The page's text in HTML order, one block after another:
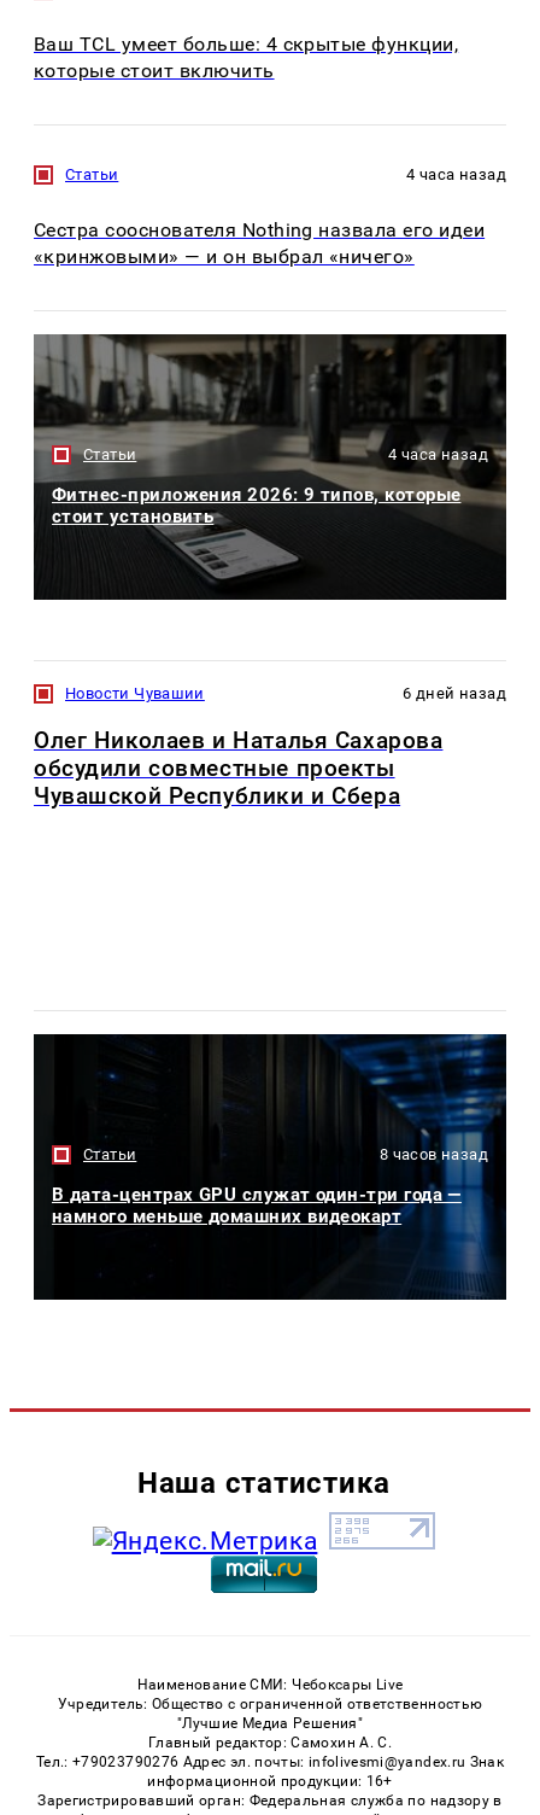
Ваш TCL умеет больше: 4 скрытые функции,
которые стоит включить
Статьи 4 часа назад
Сестра сооснователя Nothing назвала его идеи
«кринжовыми» — и он выбрал «ничего»
Статьи 4 часа назад
Фитнес-приложения 2026: 9 типов, которые
стоит установить
Новости Чувашии 6 дней назад
Олег Николаев и Наталья Сахарова
обсудили совместные проекты
Чувашской Республики и Сбера
Статьи 8 часов назад
В дата-центрах GPU служат один-три года —
намного меньше домашних видеокарт
Наша статистика
Наименование СМИ: Чебоксары Live
Учредитель: Общество с ограниченной ответственностью
"Лучшие Медиа Решения"
Главный редактор: Самохин А. С.
Тел.: +79023790276 Адрес эл. почты: infolivesmi@yandex.ru Знак
информационной продукции: 16+
Зарегистрировавший орган: Федеральная служба по надзору в